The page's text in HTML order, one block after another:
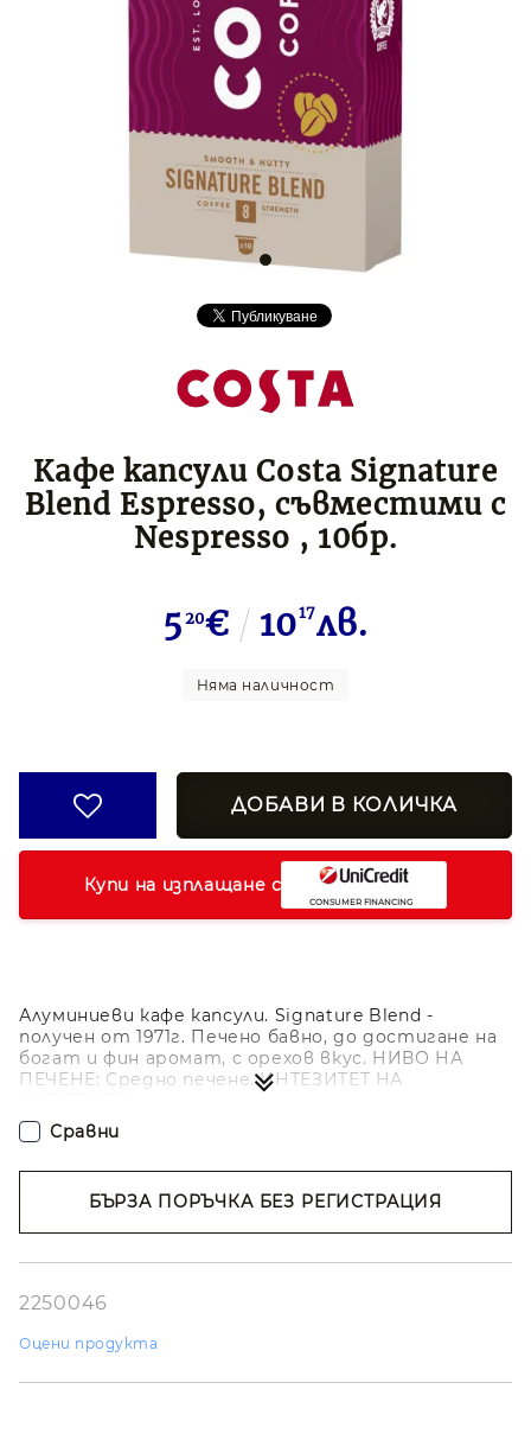
Кафе капсули Costa Signature
Blend Espresso, съвместими с
Nespresso , 10бр.
520€ 1017лв.
Няма наличност
Алуминиеви кафе капсули. Signature Blend -
получен от 1971г. Печено бавно, до достигане на
богат и фин аромат, с орехов вкус. НИВО НА
ПЕЧЕНЕ: Средно печене. ИНТЕЗИТЕТ НА
Купи на изплащане с
БЪРЗА ПОРЪЧКА БЕЗ РЕГИСТРАЦИЯ
Съгласен съм сПолитиката за лични
2250046
Оцени продукта
Сравни